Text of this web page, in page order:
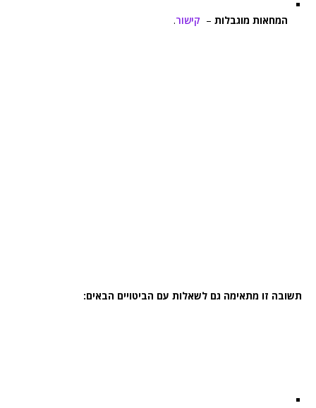
המחאות מוגבלות – קישור.
תשובה זו מתאימה גם לשאלות עם הביטויים הבאים: